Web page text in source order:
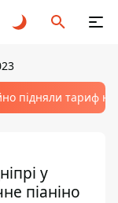
підняли тариф
у
піаніно